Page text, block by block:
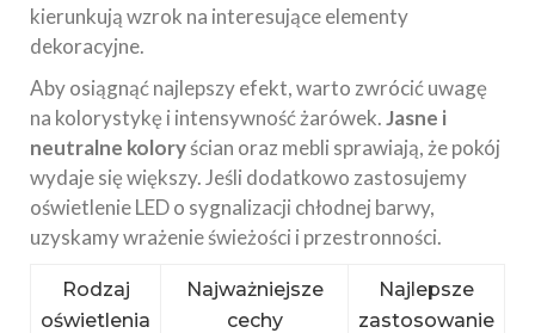
kierunkują wzrok na interesujące elementy
dekoracyjne.
Aby osiągnąć najlepszy efekt, warto zwrócić uwagę
na kolorystykę i intensywność żarówek.Jasne i
neutralne koloryścian oraz mebli sprawiają, że pokój
wydaje się większy. Jeśli dodatkowo zastosujemy
oświetlenie LED o sygnalizacji chłodnej barwy,
uzyskamy wrażenie świeżości i przestronności.
Rodzaj
oświetlenia
Najważniejsze
cechy
Najlepsze
zastosowanie